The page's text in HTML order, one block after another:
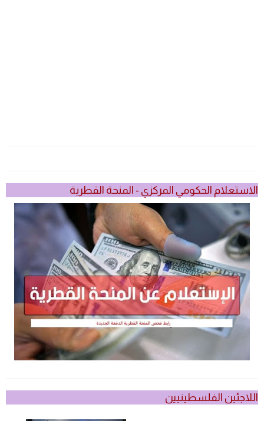
الاستعلام الحكومي المركزي - المنحة القطرية
اللاجئين الفلسطينيين